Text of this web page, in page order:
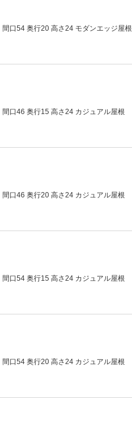
口54 奥行20 高さ24 モダンエッジ屋根
口46 奥行15 高さ24 カジュアル屋根
口46 奥行20 高さ24 カジュアル屋根
口54 奥行15 高さ24 カジュアル屋根
口54 奥行20 高さ24 カジュアル屋根